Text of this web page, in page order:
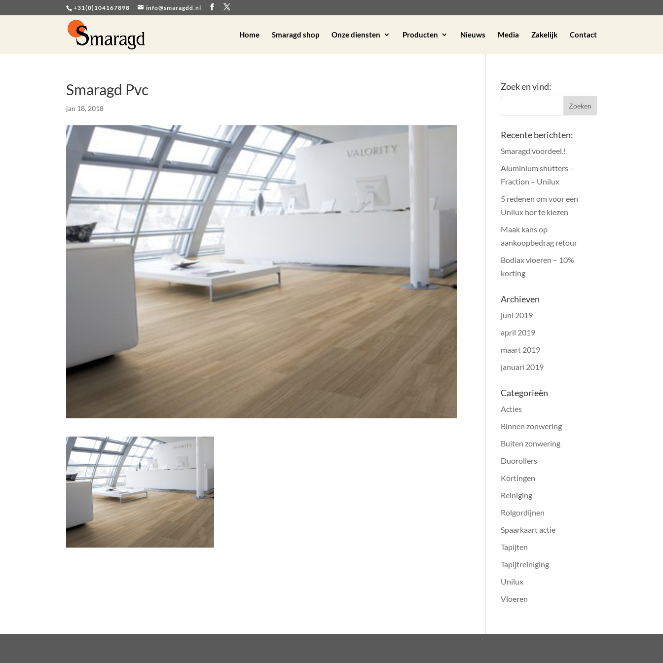
+31(0)104167898 info@smaragdd.nl
Home Smaragd shop Onze diensten Producten Nieuws Media Zakelijk Contact
Smaragd Pvc
jan 18, 2018
Zoek en vind:
Recente berichten:
Smaragd voordeel.!
Aluminium shutters –
Fraction – Unilux
5 redenen om voor een
Unilux hor te kiezen
Maak kans op
aankoopbedrag retour
Bodiax vloeren – 10%
korting
Archieven
juni 2019
april 2019
maart 2019
januari 2019
Categorieën
Acties
Binnen zonwering
Buiten zonwering
Duorollers
Kortingen
Reiniging
Rolgordijnen
Spaarkaart actie
Tapijten
Tapijtreiniging
Unilux
Vloeren